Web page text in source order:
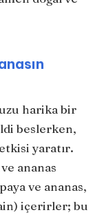
harika bir
beslerken,
yaratır.
ananas
ve ananas,
içerirler; bu